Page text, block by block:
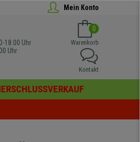
Mein Konto
18:00 Uhr
Uhr
0
Warenkorb
Kontakt